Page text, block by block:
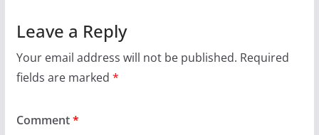
Leave a Reply
Your email address will not be published. Required
fields are marked *
Comment*